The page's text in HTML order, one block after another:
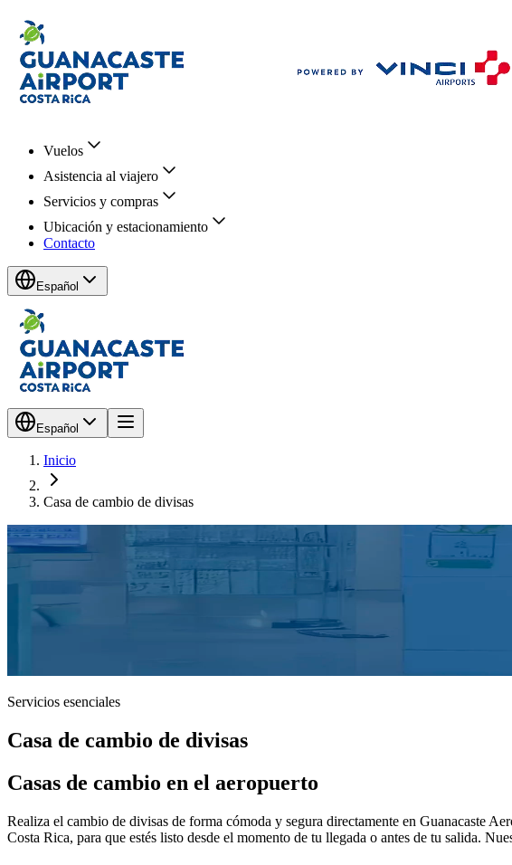
Vuelos
Asistencia al viajero
Servicios y compras
Ubicación y estacionamiento
Contacto
Español
Español
Inicio
Casa de cambio de divisas
Servicios esenciales
Casa de cambio de divisas
Casas de cambio en el aeropuerto
Realiza el cambio de divisas de forma cómoda y segura directamente en Guanacaste
Costa Rica, para que estés listo desde el momento de tu llegada o antes de tu salida.